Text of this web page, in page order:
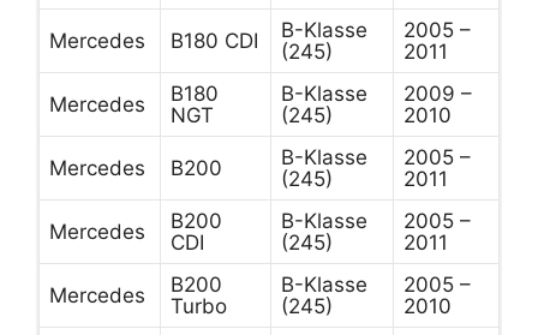
Mercedes B180 CDI
B-Klasse
(245)
2005 –
2011
Mercedes
B180
NGT
B-Klasse
(245)
2009 –
2010
Mercedes B200
B-Klasse
(245)
2005 –
2011
Mercedes
B200
CDI
B-Klasse
(245)
2005 –
2011
Mercedes
B200
Turbo
B-Klasse
(245)
2005 –
2010